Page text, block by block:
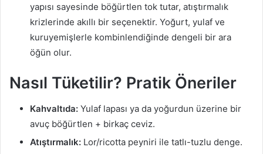
yapısı sayesinde böğürtlen tok tutar, atıştırmalık
krizlerinde akıllı bir seçenektir. Yoğurt, yulaf ve
kuruyemişlerle kombinlendiğinde dengeli bir ara
öğün olur.
Nasıl Tüketilir? Pratik Öneriler
Kahvaltıda: Yulaf lapası ya da yoğurdun üzerine bir
avuç böğürtlen + birkaç ceviz.
Atıştırmalık: Lor/ricotta peyniri ile tatlı-tuzlu denge.